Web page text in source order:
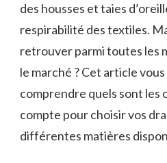
des housses et taies
respirabilité des textiles.
retrouver parmi toutes les
le marché ? Cet article
comprendre quels sont les
compte pour choisir vos
différentes matières